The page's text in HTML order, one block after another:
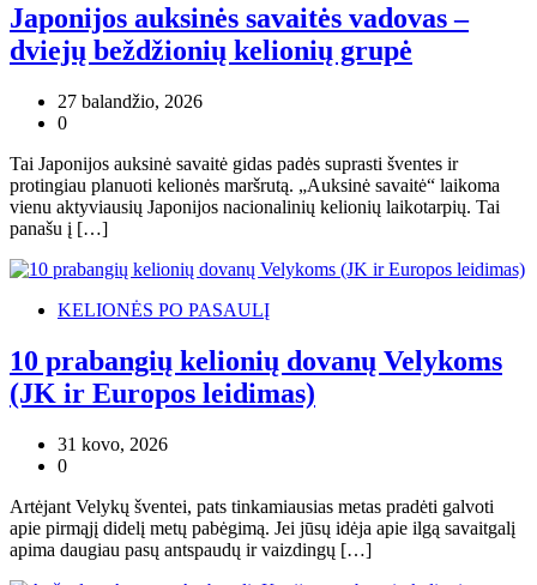
Japonijos auksinės savaitės vadovas –
dviejų beždžionių kelionių grupė
27 balandžio, 2026
0
Tai Japonijos auksinė savaitė gidas padės suprasti šventes ir
protingiau planuoti kelionės maršrutą. „Auksinė savaitė“ laikoma
vienu aktyviausių Japonijos nacionalinių kelionių laikotarpių. Tai
panašu į […]
KELIONĖS PO PASAULĮ
10 prabangių kelionių dovanų Velykoms
(JK ir Europos leidimas)
31 kovo, 2026
0
Artėjant Velykų šventei, pats tinkamiausias metas pradėti galvoti
apie pirmąjį didelį metų pabėgimą. Jei jūsų idėja apie ilgą savaitgalį
apima daugiau pasų antspaudų ir vaizdingų […]